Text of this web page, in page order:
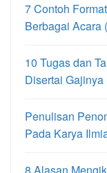
7 Contoh
Berbagai Acara
10 Tugas dan
Disertai Gajinya
Penulisan
Pada Karya